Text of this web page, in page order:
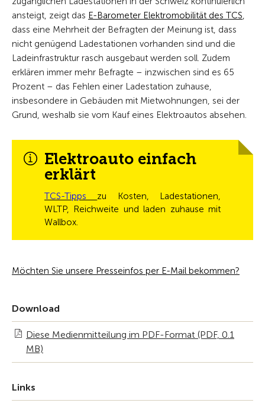
ansteigt, zeigt das E-Barometer Elektromobilität des TCS,
dass eine Mehrheit der Befragten der Meinung ist, dass
nicht genügend Ladestationen vorhanden sind und die
Ladeinfrastruktur rasch ausgebaut werden soll. Zudem
erklären immer mehr Befragte – inzwischen sind es 65
Prozent – das Fehlen einer Ladestation zuhause,
insbesondere in Gebäuden mit Mietwohnungen, sei der
Grund, weshalb sie vom Kauf eines Elektroautos absehen.
Elektroauto einfach
erklärt
TCS-Tipps zu Kosten, Ladestationen,
WLTP, Reichweite und laden zuhause mit
Wallbox.
Möchten Sie unsere Presseinfos per E-Mail bekommen?
Download
Diese Medienmitteilung im PDF-Format (PDF, 0.1
MB)
Links